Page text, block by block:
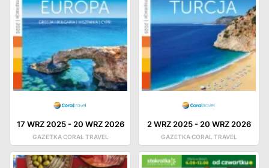
17 WRZ 2025- 20 WRZ 2026
GAZETKA CORAL TRAVEL
2 WRZ 2025- 20 WRZ 2026
GAZETKA CORAL TRAVEL